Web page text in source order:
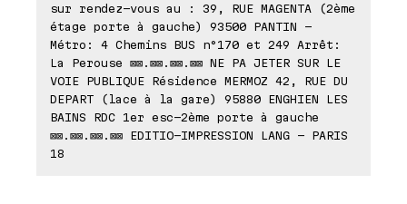
sur rendez-vous au : 39, RUE MAGENTA (2ème
étage porte à gauche) 93500 PANTIN -
Métro: 4 Chemins BUS n°170 et 249 Arrêt:
La Perouse ⊠⊠.⊠⊠.⊠⊠.⊠⊠ NE PA JETER SUR LE
VOIE PUBLIQUE Résidence MERMOZ 42, RUE DU
DEPART (lace à la gare) 95880 ENGHIEN LES
BAINS RDC 1er esc-2ème porte à gauche
⊠⊠.⊠⊠.⊠⊠.⊠⊠ EDITIO-IMPRESSION LANG - PARIS
18